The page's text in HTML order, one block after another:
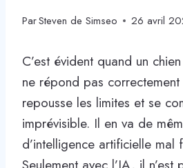
ParSteven de Simseo 26 avril
C’est évident quand un
ne répond pas
repousse les limites et se
imprévisible. Il en va de
d’intelligence artificielle mal